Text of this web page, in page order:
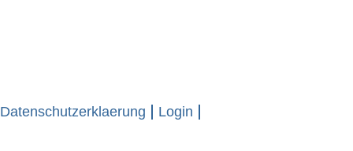
Datenschutzerklaerung Login